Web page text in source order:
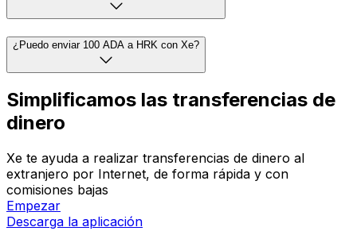
¿Puedo enviar 100 ADA a HRK con Xe?
Simplificamos las transferencias de
dinero
Xe te ayuda a realizar transferencias de dinero al
extranjero por Internet, de forma rápida y con
comisiones bajas
Empezar
Descarga la aplicación